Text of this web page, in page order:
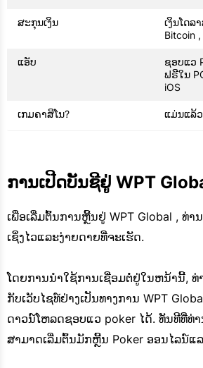
ສະກຸນເງິນ
ເງິນໂດ
Bitcoin
ແອັບ
ຊອບແວ
ຟຣີໃນ
iOS
ເກມຄາສິໂນ? ແມ່ນແລ້ວ
ການເປີດບັນຊີຢູ່ WPT
ເພື່ອເລີ່ມຕົ້ນການຫຼີ້ນຢູ່ WPT Global , ທ່າ
ເຊິ່ງໄວແລະງ່າຍດາຍທີ່ຈະເຮັດ.
ໂດຍການນໍາໃຊ້ການເຊື່ອມຕໍ່ຢູ່ໃນຫນ້ານີ້, ທ່
ກັບເວັບໄຊທ໌ຢ່າງເປັນທາງການ WPT
ດາວນ໌ໂຫລດຊອບແວ poker ໄດ້. ທັນທີທີ່ທ່
ສາມາດເລີ່ມຕົ້ນມັກຫຼີ້ນ Poker ອອນໄລນ໌ແ